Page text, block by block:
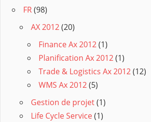
FR(98)
AX 2012(20)
Finance Ax 2012(1)
Planification Ax 2012(1)
Trade & Logistics Ax 2012(12)
WMS Ax 2012(5)
Gestion de projet(1)
Life Cycle Service(1)